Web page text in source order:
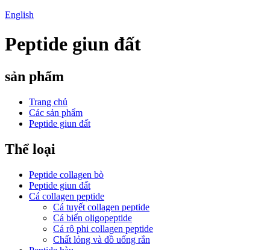
English
Peptide giun đất
sản phẩm
Trang chủ
Các sản phẩm
Peptide giun đất
Thể loại
Peptide collagen bò
Peptide giun đất
Cá collagen peptide
Cá tuyết collagen peptide
Cá biển oligopeptide
Cá rô phi collagen peptide
Chất lỏng và đồ uống rắn